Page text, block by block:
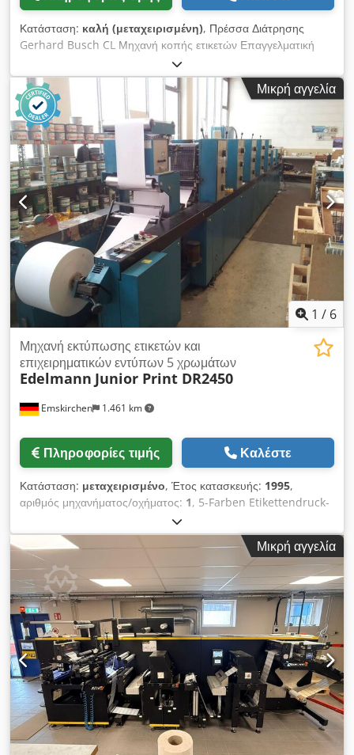
κοπής
Κατάσταση: καλή (μεταχειρισμένη), Πρέσσα Διάτρησης
Gerhard Busch CL Μηχανή κοπής ετικετών Επαγγελματική
μηχανή κατασκευασμένη στη Γερμανία. Άριστη κατάσταση,
έτοιμη για λειτουργία. Η Busch είναι πρωτοπόρος στην
κατασκευή μηχανών ετικετοποίησης και προωθητήρων. 100%
λειτουργική, χωρίς εμφανή σημάδια φθοράς. Τεχνικά
χαρακτηριστικά: Μέγ. μέγεθος: 330x380mm Ελάχ. μέγεθος:
130x180mm Κύκλοι: 8/λεπτό Διαδρομή εμβόλου: 180mm
Απόδοση: 400.000 φύλλα/ώρα Εγκατεστημένη ισχύς: 15kW
Βάρος: 2600 kg Η μηχανή διαθέτει ταχύτατη υδραυλική
μονάδα. Προστατευτικά καλύμματα, φωτοκύτταρα για
αυτόματη λειτουργία, και γρήγορα ρυθμιζόμενα σιαγόνες κοπής
με μανιβέλα. Crodpfszlgf Iox Akbef Ρύθμιση γωνίας
ολόκληρης της κεφαλής, ρύθμιση διαδρομής εμβόλου και
ρύθμιση τραπεζιού. Τραπέζι τροφοδοσίας ρυθμιζόμενο σε
όλους τους άξονες. Δύο τρόποι λειτουργίας: αυτόματος και
χειροκίνητος. Αποκοπή ουράς στην παράδοση. Εργαλειοθήκη,
ταινία μεταφοράς για απόρριψη αποβλήτων σε δοχείο.
Κατασκευάζεται στη Γερμανία.
Μικρή αγγελία
1 / 6
Emskirchen 1.461 km
Μηχανή εκτύπωσης ετικετών και
επιχειρηματικών εντύπων 5 χρωμάτων
Edelmann Junior Print DR2450
Πληροφορίες τιμής Καλέστε
Κατάσταση: μεταχειρισμένο, Έτος κατασκευής: 1995,
αριθμός μηχανήματος/οχήματος: 1, 5-Farben Etikettendruck-
und Endlosdruckmaschine - 5-Color Label- and Business
Form Printing Machine Edelmann Junior Print
DR2450Baujahr / Year 1995 - Serial-No. 1.228/8 Μέγεθος 8
1/3" Μέγεθος εκτύπωσης max. 207,5 x 360mm Ταχύτητα /
Ταχύτητα max. 40.000rev/h Πλάτος χαρτιού 150-370mm
Διάμετρος μπομπίνας 1000mm Διάμετρος Kern / Πυρήνας
70mm Papiergrammatur / Βάρος χαρτιού 30-160gr7sqm
Schnittlänge / Μήκος κοπής 423,3 ή 211,6mm Roll zu Bogen
/ Από ρολό σε φύλλο Cjdpfxsh Axahs Akbjrf Επιθεώρηση
μέσω Skype-Video-Inspection μέσω Skype-Video Θα χαρούμε
πολύ με την επίσκεψή σας - περισσότερα μηχανήματα σε
απόθεμα Διαθέσιμο άμεσα - Μπορεί να επιθεωρηθεί Σε
απόθεμα Emskirchen / Νυρεμβέργη - Μπορεί να ελεγχθεί
Μικρή αγγελία